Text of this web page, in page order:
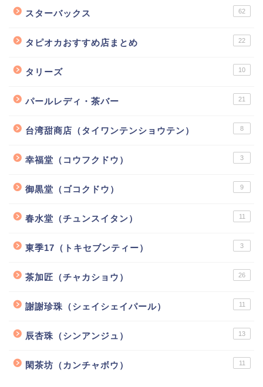
スターバックス 62
タピオカおすすめ店まとめ 22
タリーズ 10
パールレディ・茶バー 21
台湾甜商店（タイワンテンショウテン） 8
幸福堂（コウフクドウ） 3
御黒堂（ゴコクドウ） 9
春水堂（チュンスイタン） 11
東季17（トキセブンティー） 3
茶加匠（チャカショウ） 26
謝謝珍珠（シェイシェイパール） 11
辰杏珠（シンアンジュ） 13
閑茶坊（カンチャボウ） 11